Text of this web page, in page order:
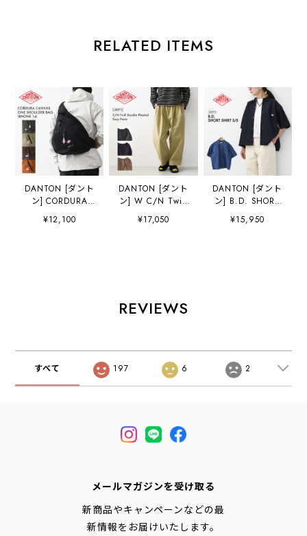
RELATED ITEMS
DANTON [ダント
ン] CORDURA
CANVAS ONE
SHOULDER
ーデュラキャンバ
ス・MEN'S /
LADY'S
[2026AW]
¥12,100
DANTON [ダント
ン] W C/N Twill
Double Pleated
Easy Pants [DT-
ズパンツ・ゆった
りシルエット・
¥17,050
DANTON [ダント
ン] B.D. SHORT
SHIRT S/S [DT-
B0443DUG] B.D.
[2026SS]
¥15,950
REVIEWS
すべて 197 6 2
メールマガジンを受け取る
新商品やキャンペーンなどの最
新情報をお届けいたします。